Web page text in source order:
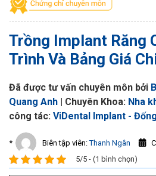
Trồng Implant Răng
Trình Và Bảng Giá
Đã được tư vấn chuyên môn bởi
Quang Anh | Chuyên Khoa: Nha
công tác: ViDental Implant -
* Biên tập viên:Thanh Ngân
5/5 - (1 bình chọn)